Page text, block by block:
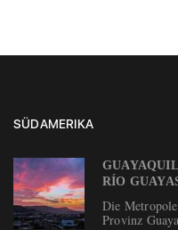
SÜDAMERIKA
RÍO
Die
Provinz